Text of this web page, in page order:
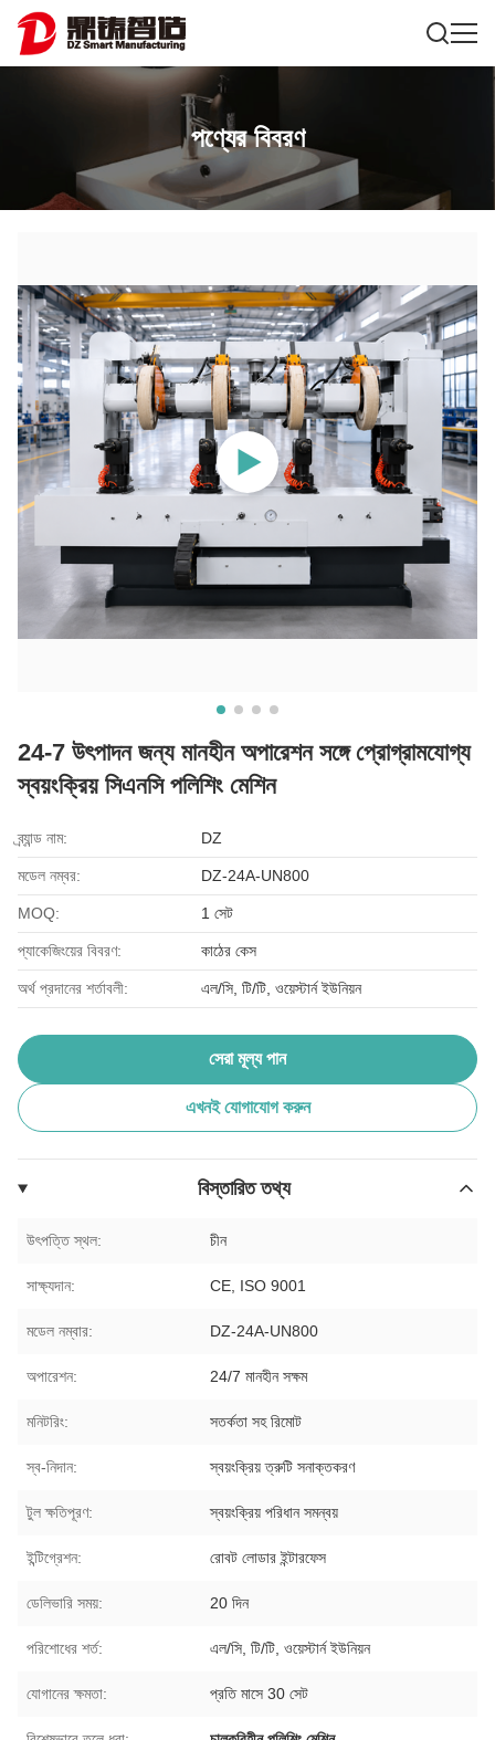
পণ্যের বিবরণ
24-7 উৎপাদন জন্য মানহীন অপারেশন সঙ্গে প্রোগ্রামযোগ্য
স্বয়ংক্রিয় সিএনসি পলিশিং মেশিন
ব্র্যান্ড নাম: DZ
মডেল নম্বর: DZ-24A-UN800
MOQ: 1 সেট
প্যাকেজিংয়ের বিবরণ: কাঠের কেস
অর্থ প্রদানের শর্তাবলী: এল/সি, টি/টি, ওয়েস্টার্ন ইউনিয়ন
সেরা মূল্য পান
এখনই যোগাযোগ করুন
বিস্তারিত তথ্য
উৎপত্তি স্থল: চীন
সাক্ষ্যদান: CE, ISO 9001
মডেল নম্বার: DZ-24A-UN800
অপারেশন: 24/7 মানহীন সক্ষম
মনিটরিং: সতর্কতা সহ রিমোট
স্ব-নিদান: স্বয়ংক্রিয় ত্রুটি সনাক্তকরণ
টুল ক্ষতিপূরণ: স্বয়ংক্রিয় পরিধান সমন্বয়
ইন্টিগ্রেশন: রোবট লোডার ইন্টারফেস
ডেলিভারি সময়: 20 দিন
পরিশোধের শর্ত: এল/সি, টি/টি, ওয়েস্টার্ন ইউনিয়ন
যোগানের ক্ষমতা: প্রতি মাসে 30 সেট